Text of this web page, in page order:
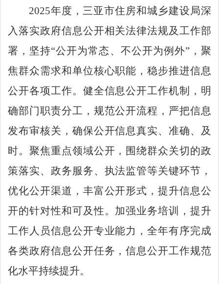
2025年度，三亚市住房和城乡建设局深
入落实政府信息公开相关法律法规及工作部
署，坚持“公开为常态、不公开为例外”，聚
焦群众需求和单位核心职能，稳步推进信息
公开各项工作。健全信息公开工作机制，明
确部门职责分工，规范公开流程，严把信息
发布审核关，确保公开信息真实、准确、及
时。聚焦重点领域公开，围绕群众关切的政
策落实、政务服务、执法监管等关键环节，
优化公开渠道，丰富公开形式，提升信息公
开的针对性和可及性。加强业务培训，提升
工作人员信息公开专业能力，全年有序完成
各类政府信息公开任务，信息公开工作规范
化水平持续提升。